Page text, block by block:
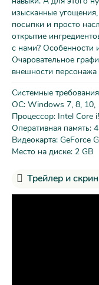
изысканные
посыпки и просто
открытие
с нами?
Очаровательное
внешности
Системные
ОС: Windows 7, 8, 10,
Процессор: Intel Core
Оперативная память:
Видеокарта: GeForce
Место на диске: 2 GB
Трейлер и